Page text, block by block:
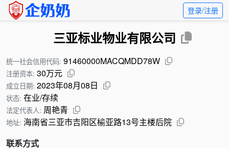
登录/注册
三亚标业物业有限公司
统一社会信用代码: 91460000MACQMDD78W
注册资本: 30万元
成立日期: 2023年08月08日
状态: 在业/存续
法定代表人: 周艳青
地址: 海南省三亚市吉阳区榆亚路13号主楼后院
联系方式